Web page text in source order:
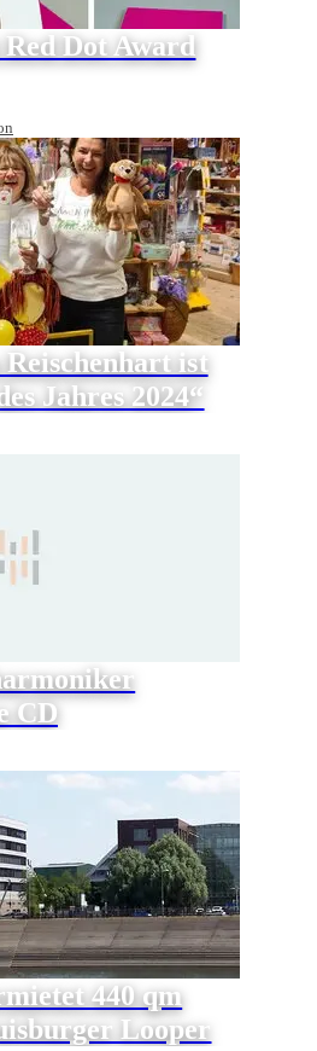
Dot Award
Reischenhart ist
Jahres 2024“
CD
440 qm
Looper